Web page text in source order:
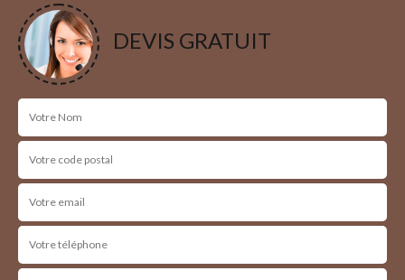
DEVIS GRATUIT